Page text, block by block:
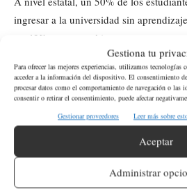
Gestiona tu
Para ofrecer las mejores experiencias, utilizamos tecnologías
acceder a la información del dispositivo. El consentimiento
procesar datos como el comportamiento de navegación o las
consentir o retirar el consentimiento, puede afectar
Gestionar proveedores
Leer más sobre
Aceptar
Administrar
ingresar a la universidad sin
un 40% en matemáticas.
ETIQUETAS Educación Tri-Cities
Artículo anterior
Hispana de Washington celebra
la Noche de Estrellas en honor a
líderes hispanos
La